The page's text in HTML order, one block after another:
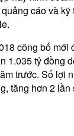
cáo và kỹ
công bố mới
1.035 tỷ đồng
trước. Số lợi
, tăng hơn 2